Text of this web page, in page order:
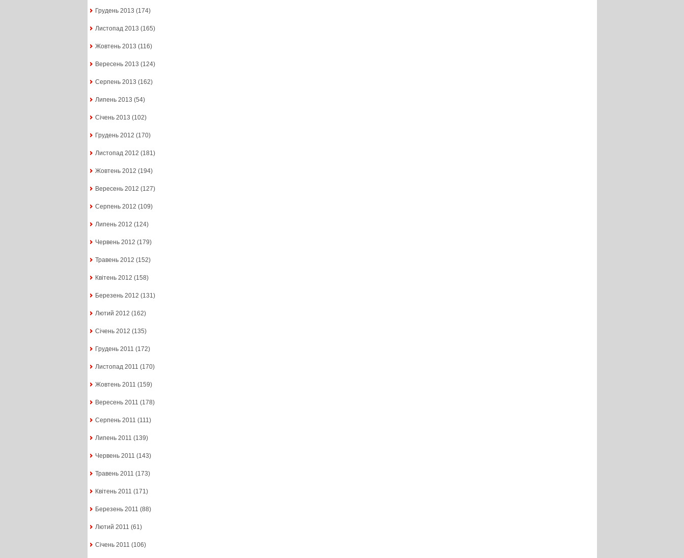
Грудень 2013 (174)
Листопад 2013 (165)
Жовтень 2013 (116)
Вересень 2013 (124)
Серпень 2013 (162)
Липень 2013 (54)
Січень 2013 (102)
Грудень 2012 (170)
Листопад 2012 (181)
Жовтень 2012 (194)
Вересень 2012 (127)
Серпень 2012 (109)
Липень 2012 (124)
Червень 2012 (179)
Травень 2012 (152)
Квітень 2012 (158)
Березень 2012 (131)
Лютий 2012 (162)
Січень 2012 (135)
Грудень 2011 (172)
Листопад 2011 (170)
Жовтень 2011 (159)
Вересень 2011 (178)
Серпень 2011 (111)
Липень 2011 (139)
Червень 2011 (143)
Травень 2011 (173)
Квітень 2011 (171)
Березень 2011 (88)
Лютий 2011 (61)
Січень 2011 (106)